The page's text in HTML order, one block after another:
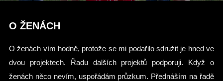
O ŽENÁCH
O ženách vím hodně, protože se mi podařilo sdružit je hned ve
dvou projektech. Řadu dalších projektů podporuji. Když o
ženách něco nevím, uspořádám průzkum. Přednáším na řadě